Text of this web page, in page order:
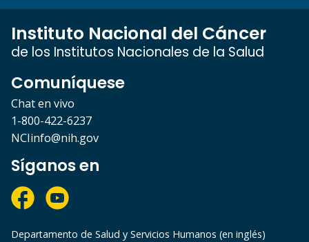
Instituto Nacional del Cáncer
de los Institutos Nacionales de la Salud
Comuníquese
Chat en vivo
1-800-422-6237
NCIinfo@nih.gov
Síganos en
Departamento de Salud y Servicios Humanos (en inglés)